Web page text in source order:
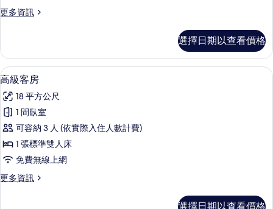
的
有
相
片
更多資訊
更
四
人
房
詳
情
選擇日期以查看價格
顯
示
高
級
客
房
所
低過敏寢具、書桌、遮光布/窗簾、隔
7
高級客房
18 平方公尺
1 間臥室
可容納 3 人 (依實際入住人數計費)
1 張標準雙人床
免費無線上網
更多資訊
更
選擇日期以查看價格